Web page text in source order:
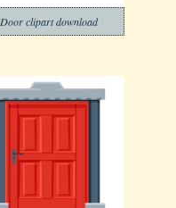
Door clipart download